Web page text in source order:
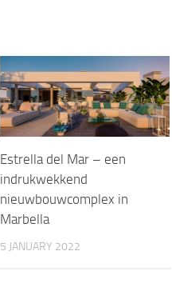
Estrella del Mar – een
indrukwekkend
nieuwbouwcomplex in
Marbella
5 JANUARY 2022